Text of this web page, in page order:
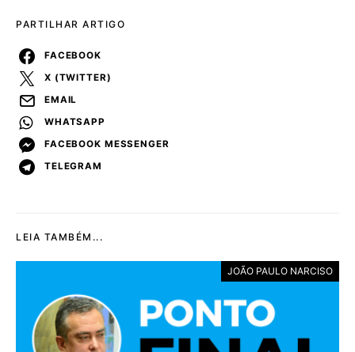
PARTILHAR ARTIGO
FACEBOOK
X (TWITTER)
EMAIL
WHATSAPP
FACEBOOK MESSENGER
TELEGRAM
LEIA TAMBÉM...
JOÃO PAULO NARCISO